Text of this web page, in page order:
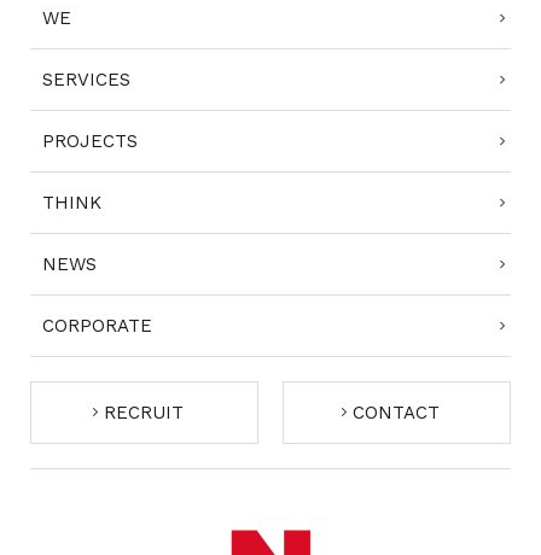
WE
SERVICES
PROJECTS
THINK
NEWS
CORPORATE
RECRUIT CONTACT